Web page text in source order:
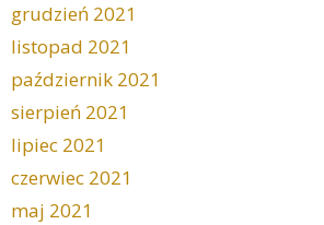
grudzień 2021
listopad 2021
październik 2021
sierpień 2021
lipiec 2021
czerwiec 2021
maj 2021